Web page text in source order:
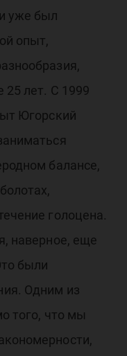
уже был
опыт,
25 лет. С 1999
Югорский
балансе,
голоцена.
наверное, еще
были
Одним из
того, что мы